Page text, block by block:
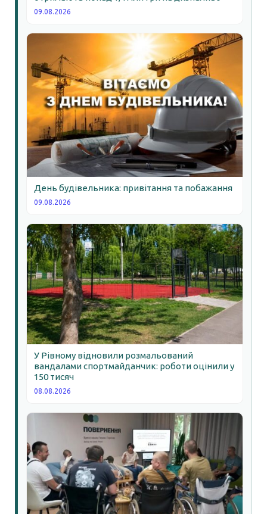
09.08.2026
День будівельника: привітання та побажання
09.08.2026
У Рівному відновили розмальований
вандалами спортмайданчик: роботи оцінили у
150 тисяч
08.08.2026